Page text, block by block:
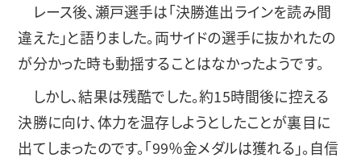
レース後、瀬戸選手は「決勝進出ラインを読み間
違えた」と語りました。両サイドの選手に抜かれたの
が分かった時も動揺することはなかったようです。
しかし、結果は残酷でした。約15時間後に控える
決勝に向け、体力を温存しようとしたことが裏目に
出てしまったのです。「99％金メダルは獲れる」。自信